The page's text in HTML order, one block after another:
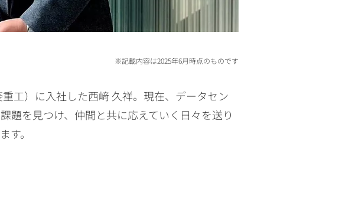
※記載内容は2025年6月時点のものです
工）に入社した西﨑 久祥。現在、データセン
題を見つけ、仲間と共に応えていく日々を送り
。